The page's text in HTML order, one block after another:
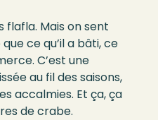
flafla. Mais on sent
ce qu’il a bâti, ce
C’est une
au fil des saisons,
accalmies. Et ça, ça
de crabe.